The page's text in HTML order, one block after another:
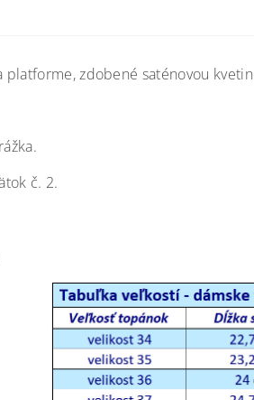
platforme, zdobené saténovou
č. 2.